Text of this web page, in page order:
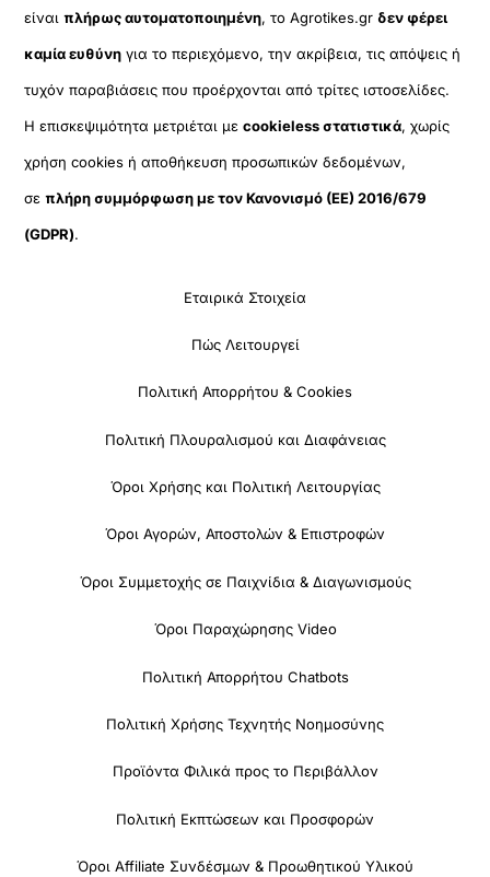
είναιπλήρως αυτοματοποιημένη, το Agrotikes.gr δεν φέρει
καμία ευθύνη για το περιεχόμενο, την ακρίβεια, τις απόψεις ή
τυχόν παραβιάσεις που προέρχονται από τρίτες ιστοσελίδες.
Η επισκεψιμότητα μετριέται μεcookieless στατιστικά, χωρίς
χρήση cookies ή αποθήκευση προσωπικών δεδομένων,
σεπλήρη συμμόρφωση με τον Κανονισμό (ΕΕ) 2016/679
(GDPR).
Εταιρικά Στοιχεία
Πώς Λειτουργεί
Πολιτική Απορρήτου & Cookies
Πολιτική Πλουραλισμού και Διαφάνειας
Όροι Χρήσης και Πολιτική Λειτουργίας
Όροι Αγορών, Αποστολών & Επιστροφών
Όροι Συμμετοχής σε Παιχνίδια & Διαγωνισμούς
Όροι Παραχώρησης Video
Πολιτική Απορρήτου Chatbots
Πολιτική Χρήσης Τεχνητής Νοημοσύνης
Προϊόντα Φιλικά προς το Περιβάλλον
Πολιτική Εκπτώσεων και Προσφορών
Όροι Affiliate Συνδέσμων & Προωθητικού Υλικού